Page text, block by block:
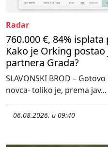
Radar
760.000 €, 84%
Kako je Orking
partnera Grada?
SLAVONSKI BROD –
novca- toliko je, prema jav...
06.08.2026. u 09:40